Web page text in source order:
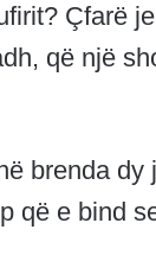
Çfarë
që një
brenda dy
që e bind